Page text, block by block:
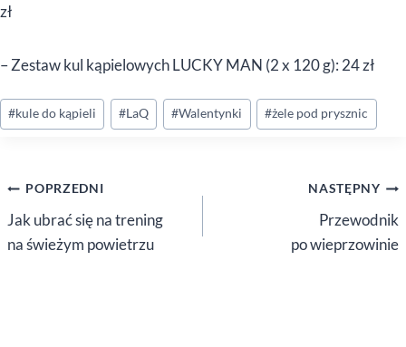
zł
– Zestaw kul kąpielowych LUCKY MAN (2 x 120 g): 24 zł
Tagi
wpisu:
#kule do kąpieli #LaQ #Walentynki #żele pod prysznic
Nawigacja
wpisu
POPRZEDNI
Jak ubrać się na trening
na świeżym powietrzu
NASTĘPNY
Przewodnik
po wieprzowinie